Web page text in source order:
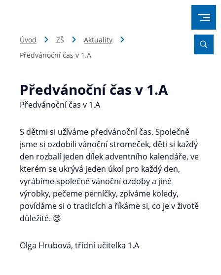
Úvod ZŠ
Aktuality
Předvánoční čas v 1.A
Předvánoční čas v 1.A
Předvánoční čas v 1.A
S dětmi si užíváme předvánoční čas. Společně
jsme si ozdobili vánoční stromeček, děti si každý
den rozbalí jeden dílek adventního kalendáře, ve
kterém se ukrývá jeden úkol pro každý den,
vyrábíme společně vánoční ozdoby a jiné
výrobky, pečeme perníčky, zpíváme koledy,
povídáme si o tradicích a říkáme si, co je v životě
důležité. 😊
Olga Hrubová, třídní učitelka 1.A